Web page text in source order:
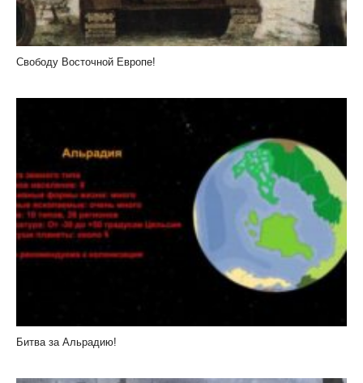
Свободу Восточной Европе!
Битва за Альрадию!